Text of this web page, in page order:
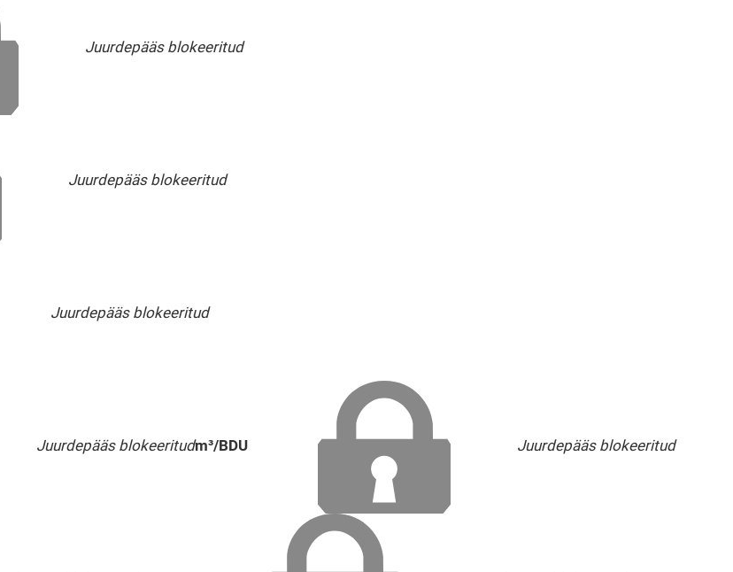
Juurdepääs blokeeritud
Juurdepääs blokeeritud
Juurdepääs blokeeritud
Juurdepääs blokeeritudm³/BDU Juurdepääs blokeeritud